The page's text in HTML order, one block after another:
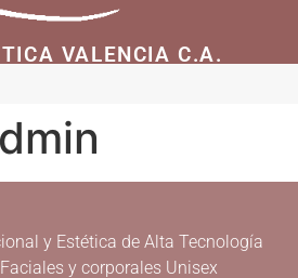
VALENCIA C.A.
y Estética de Alta Tecnología
y corporales Unisex